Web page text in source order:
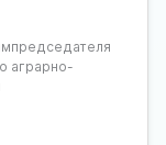
Российской
стран,
и
обмен опытом
аграрно-